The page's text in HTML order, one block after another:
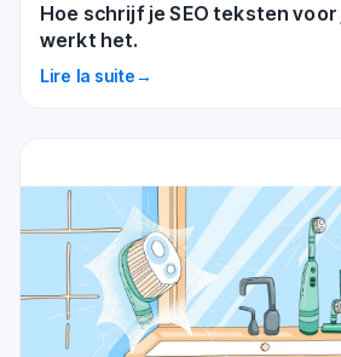
Hoe schrijf je SEO teksten
werkt het.
Lire la suite→